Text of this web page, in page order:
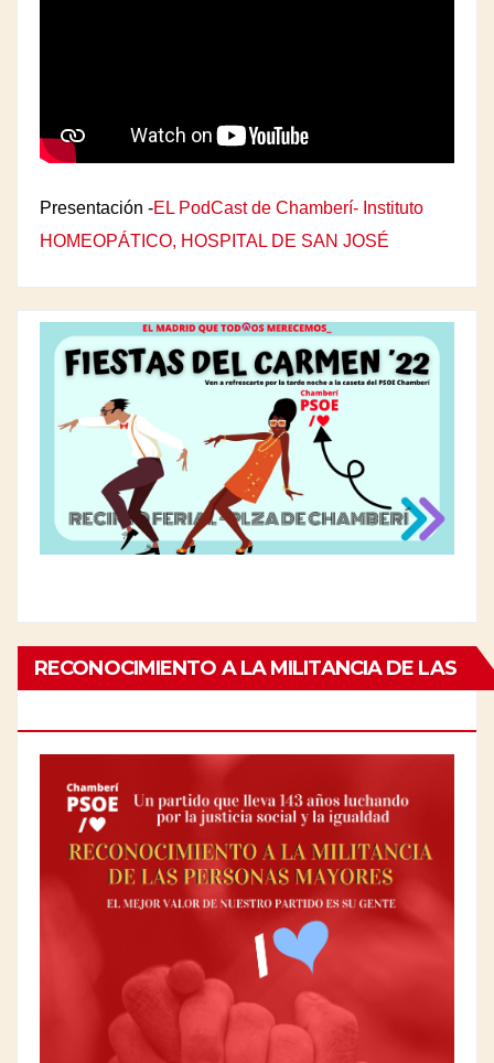
Presentación -EL PodCast de Chamberí- Instituto
HOMEOPÁTICO, HOSPITAL DE SAN JOSÉ
RECONOCIMIENTO A LA MILITANCIA DE LAS